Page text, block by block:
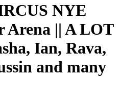
NYE
Arena || A LOT
Ian, Rava,
and many